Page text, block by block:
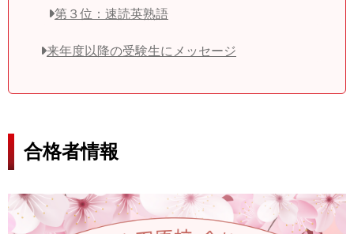
第３位：速読英熟語
来年度以降の受験生にメッセージ
合格者情報